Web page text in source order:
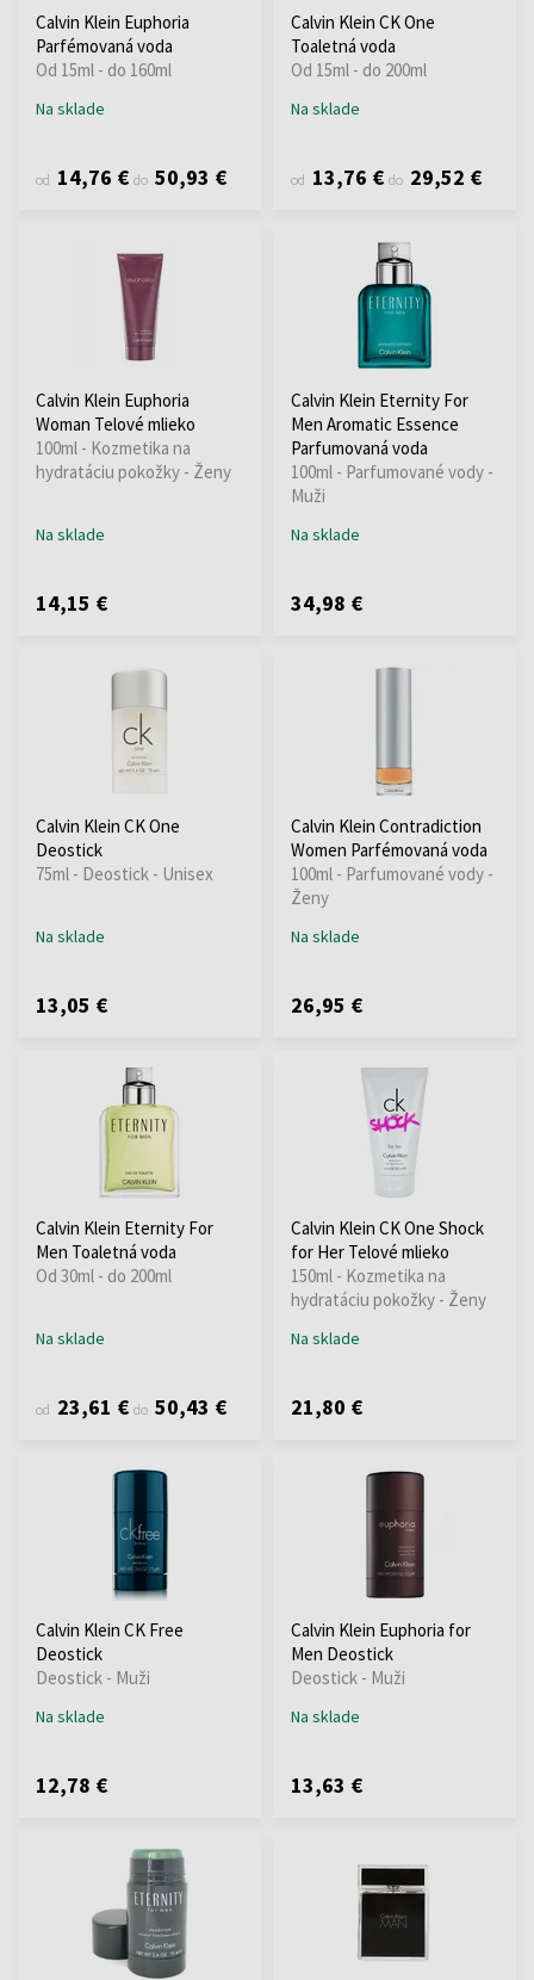
Calvin Klein Euphoria
Parfémovaná voda
Od 15ml - do 160ml
Na sklade
od 14,76 € do 50,93 €
Calvin Klein CK One
Toaletná voda
Od 15ml - do 200ml
Na sklade
od 13,76 € do 29,52 €
Calvin Klein Euphoria
Woman Telové mlieko
100ml - Kozmetika na
hydratáciu pokožky - Ženy
Na sklade
14,15 €
Calvin Klein Eternity For
Men Aromatic Essence
Parfumovaná voda
100ml - Parfumované vody -
Muži
Na sklade
34,98 €
Calvin Klein CK One
Deostick
75ml - Deostick - Unisex
Na sklade
13,05 €
Calvin Klein Contradiction
Women Parfémovaná voda
100ml - Parfumované vody -
Ženy
Na sklade
26,95 €
Calvin Klein Eternity For
Men Toaletná voda
Od 30ml - do 200ml
Na sklade
od 23,61 € do 50,43 €
Calvin Klein CK One Shock
for Her Telové mlieko
150ml - Kozmetika na
hydratáciu pokožky - Ženy
Na sklade
21,80 €
Calvin Klein CK Free
Deostick
Deostick - Muži
Na sklade
12,78 €
Calvin Klein Euphoria for
Men Deostick
Deostick - Muži
Na sklade
13,63 €